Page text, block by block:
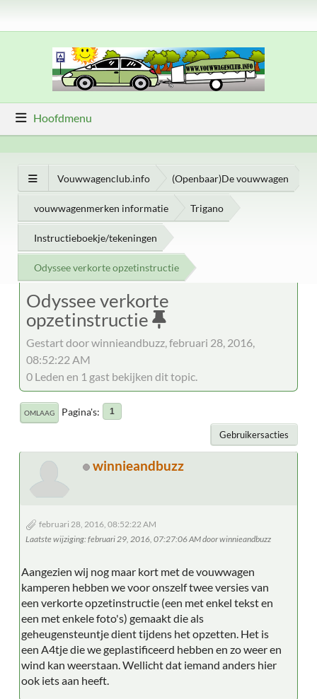
Hoofdmenu
Vouwwagenclub.info (Openbaar)De vouwwagen
vouwwagenmerken informatie Trigano
Instructieboekje/tekeningen
Odyssee verkorte opzetinstructie
Odyssee verkorte
opzetinstructie
Gestart door winnieandbuzz, februari 28, 2016,
08:52:22 AM
0 Leden en 1 gast bekijken dit topic.
OMLAAG Pagina's 1
Gebruikersacties
winnieandbuzz
februari 28, 2016, 08:52:22 AM
Laatste wijziging: februari 29, 2016, 07:27:06 AM door winnieandbuzz
Aangezien wij nog maar kort met de vouwwagen
kamperen hebben we voor onszelf twee versies van
een verkorte opzetinstructie (een met enkel tekst en
een met enkele foto's) gemaakt die als
geheugensteuntje dient tijdens het opzetten. Het is
een A4tje die we geplastificeerd hebben en zo weer en
wind kan weerstaan. Wellicht dat iemand anders hier
ook iets aan heeft.